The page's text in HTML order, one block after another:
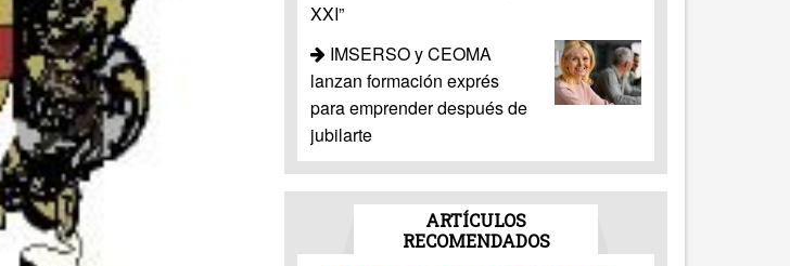
XXI”
IMSERSO y CEOMA
lanzan formación exprés
para emprender después de
jubilarte
ARTÍCULOS
RECOMENDADOS